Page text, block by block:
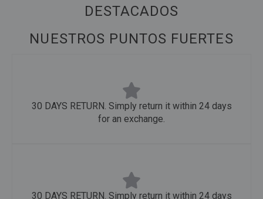
DESTACADOS
NUESTROS PUNTOS FUERTES
30 DAYS RETURN. Simply return it within 24 days
for an exchange.
30 DAYS RETURN. Simply return it within 24 days